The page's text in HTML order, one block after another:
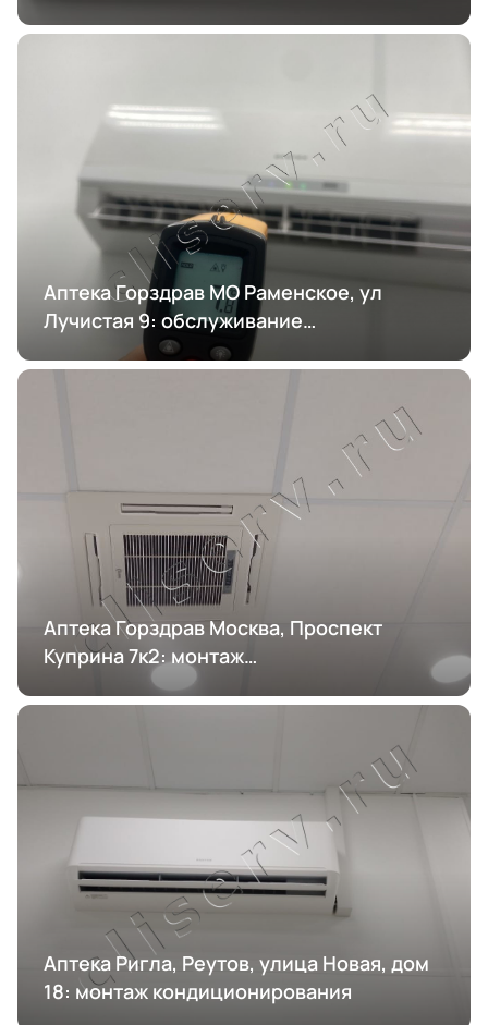
Аптека Горздрав МО Раменское, ул
Лучистая 9: обслуживание
кондиционирования
Аптека Горздрав Москва, Проспект
Куприна 7к2: монтаж
кондиционирования
Аптека Ригла, Реутов, улица Новая, дом
18: монтаж кондиционирования